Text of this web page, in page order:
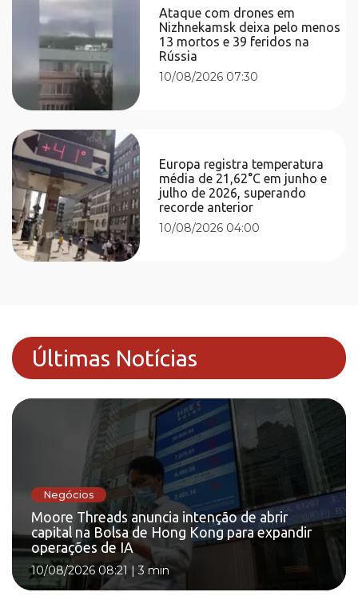
Ataque com drones em
Nizhnekamsk deixa pelo menos
13 mortos e 39 feridos na
Rússia
10/08/2026 07:30
Europa registra temperatura
média de 21,62°C em junho e
julho de 2026, superando
recorde anterior
10/08/2026 04:00
Últimas Notícias
Negócios
Moore Threads anuncia intenção de abrir
capital na Bolsa de Hong Kong para expandir
operações de IA
10/08/2026 08:21|3 min